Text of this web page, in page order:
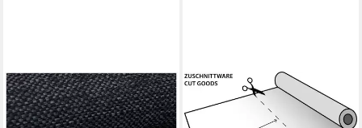
NOVELY®
Stoff MUDAU Grob gewebter
Möbelstoff, Robust, Mélange,
HAGA
Stoff Bastelfilz in 1,5m Br.
(Meterware) schwarz